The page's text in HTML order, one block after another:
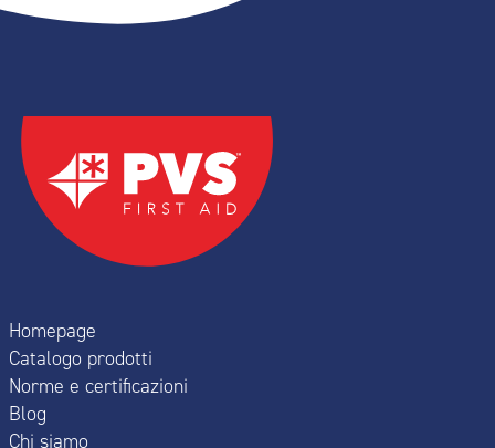
Homepage
Catalogo prodotti
Norme e certificazioni
Blog
Chi siamo